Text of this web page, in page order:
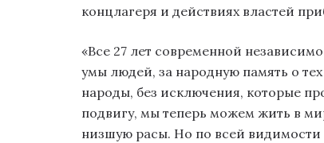
концлагеря и действиях властей
«Все 27 лет современной
умы людей, за народную память о
народы, без исключения, которые
подвигу, мы теперь можем жить в
низшую расы. Но по всей видимости